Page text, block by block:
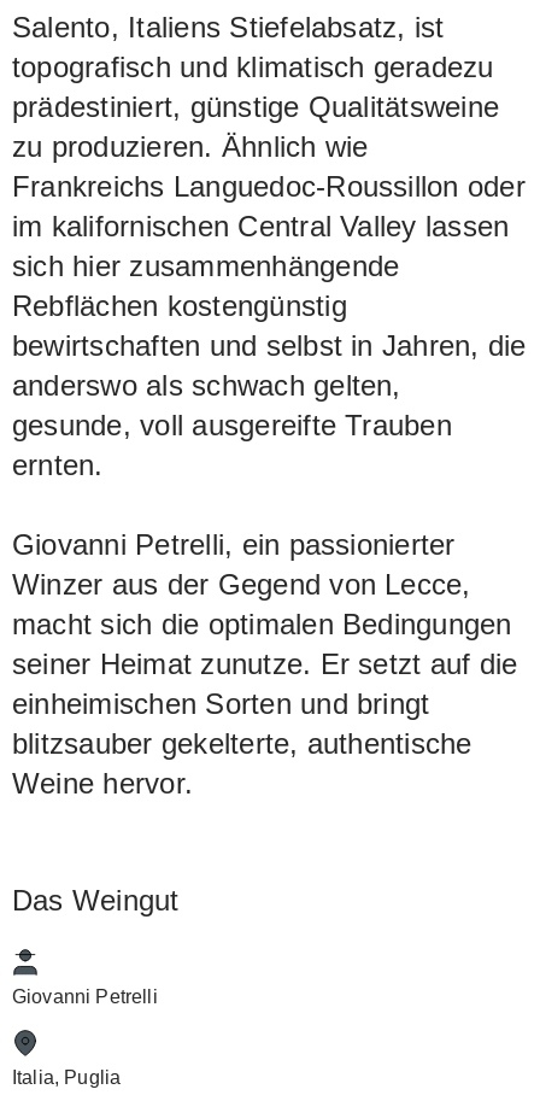
Salento, Italiens Stiefelabsatz, ist
topografisch und klimatisch geradezu
prädestiniert, günstige Qualitätsweine
zu produzieren. Ähnlich wie
Frankreichs Languedoc-Roussillon oder
im kalifornischen Central Valley lassen
sich hier zusammenhängende
Rebflächen kostengünstig
bewirtschaften und selbst in Jahren, die
anderswo als schwach gelten,
gesunde, voll ausgereifte Trauben
ernten.
Giovanni Petrelli, ein passionierter
Winzer aus der Gegend von Lecce,
macht sich die optimalen Bedingungen
seiner Heimat zunutze. Er setzt auf die
einheimischen Sorten und bringt
blitzsauber gekelterte, authentische
Weine hervor.
Das Weingut
Giovanni Petrelli
Italia, Puglia